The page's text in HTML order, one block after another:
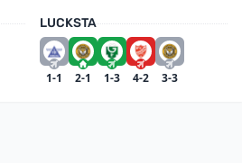
LUCKSTA
1-1 2-1 1-3 4-2 3-3